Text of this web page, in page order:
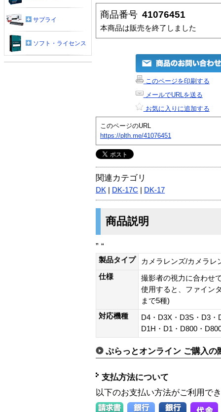
商品番号 41076451
本商品は販売を終了しました
このページを印刷する
メールでURLを送る
お気に入りに追加する
このページのURL
https://plth.me/41076451
関連カテゴリ
DK DK-17C DK-17
商品説明
” “
製品タイプ
カメラレンズ/カメラレ
仕様
撮影者の視力に合わせ
使用すると、ファイン
まで5種)
対応機種
D4・D3X・D3S・D3
D1H・D1・D800・
ぷらっとオンライン ご購入の
支払方法について
以下のお支払い方法がご利用で
サプライ
ソフト・ライセンス